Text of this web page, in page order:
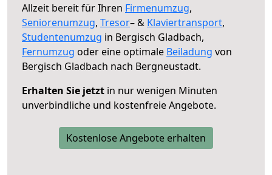
Allzeit bereit für Ihren Firmenumzug,
Seniorenumzug, Tresor– & Klaviertransport,
Studentenumzug in Bergisch Gladbach,
Fernumzug oder eine optimale Beiladung von
Bergisch Gladbach nach Bergneustadt.
Erhalten Sie jetzt in nur wenigen Minuten
unverbindliche und kostenfreie Angebote.
Kostenlose Angebote erhalten